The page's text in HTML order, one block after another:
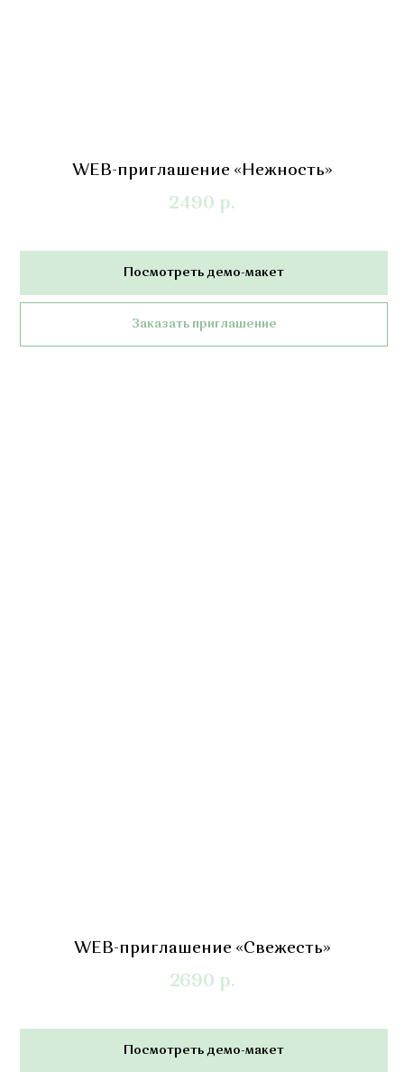
WEB-приглашение «Нежность»
2490 р.
Посмотреть демо-макет
Заказать приглашение
WEB-приглашение «Свежесть»
2690 р.
Посмотреть демо-макет